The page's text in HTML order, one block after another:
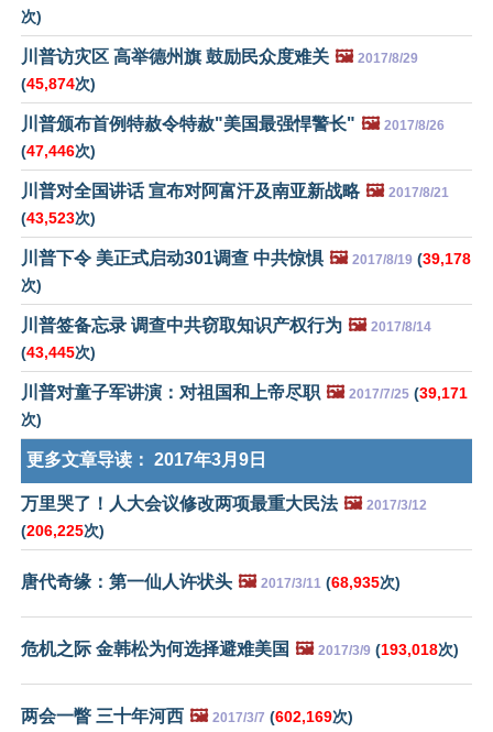
次)
川普访灾区 高举德州旗 鼓励民众度难关 🖼️ 2017/8/29
(45,874次)
川普颁布首例特赦令特赦"美国最强悍警长" 🖼️ 2017/8/26
(47,446次)
川普对全国讲话 宣布对阿富汗及南亚新战略 🖼️ 2017/8/21
(43,523次)
川普下令 美正式启动301调查 中共惊惧 🖼️ 2017/8/19 (39,178
次)
川普签备忘录 调查中共窃取知识产权行为 🖼️ 2017/8/14
(43,445次)
川普对童子军讲演：对祖国和上帝尽职 🖼️ 2017/7/25 (39,171
次)
更多文章导读： 2017年3月9日
万里哭了！人大会议修改两项最重大民法 🖼️ 2017/3/12
(206,225次)
唐代奇缘：第一仙人许状头 🖼️ 2017/3/11 (68,935次)
危机之际 金韩松为何选择避难美国 🖼️ 2017/3/9 (193,018次)
两会一瞥 三十年河西 🖼️ 2017/3/7 (602,169次)